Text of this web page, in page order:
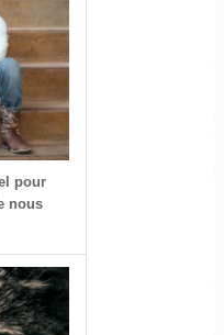
pour
nous